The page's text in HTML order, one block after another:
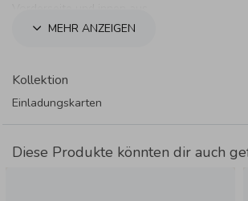
MEHR ANZEIGEN
Kollektion
Einladungskarten
Diese Produkte könnten dir auch